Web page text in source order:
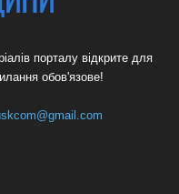
порталу відкрите для
обов'язове!